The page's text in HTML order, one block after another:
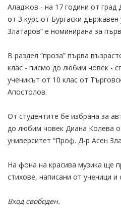
Аладжов - на 17 години от
от 3 курс от Бургаски
Златаров” е номинирана за
В раздел “проза” първа
клас - писмо до любим човек -
ученикът от 10 клас от
Апостолов.
От студентите бе избрана за
до любим човек Диана Колева
университет “Проф. Д-р Асен
На фона на красива музика ще
стихове, написани от ученици и
Вход свободен.